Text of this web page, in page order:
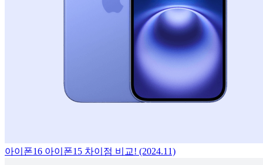
아이폰16 아이폰15 차이점 비교! (2024.11)